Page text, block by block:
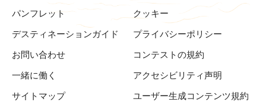
パンフレット
デスティネーションガイド
お問い合わせ
一緒に働く
サイトマップ
クッキー
プライバシーポリシー
コンテストの規約
アクセシビリティ声明
ユーザー生成コンテンツ規約